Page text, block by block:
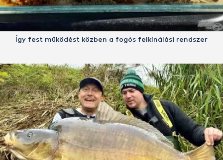
Így fest működést közben a fogós felkínálási rendszer